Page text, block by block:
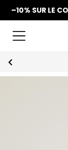
–10% SUR LE
La